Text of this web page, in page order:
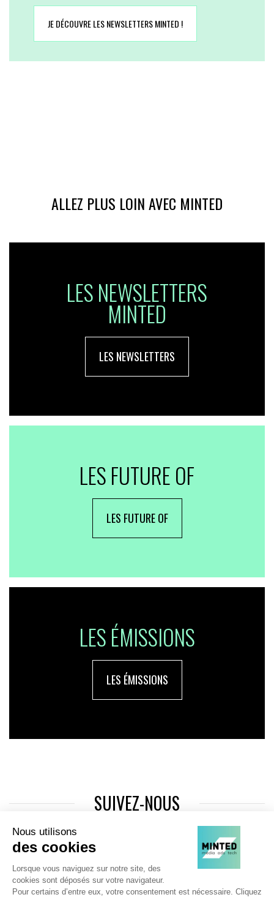
JE DÉCOUVRE LES NEWSLETTERS MINTED !
ALLEZ PLUS LOIN AVEC MINTED
LES NEWSLETTERS
MINTED
LES NEWSLETTERS
LES FUTURE OF
LES FUTURE OF
LES ÉMISSIONS
LES ÉMISSIONS
SUIVEZ-NOUS